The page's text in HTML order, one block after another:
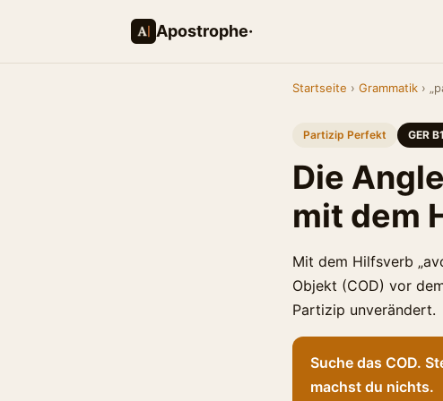
Apostrophe·
Startseite › Grammatik ›
Partizip Perfekt GER B1
Die
mit dem
Mit dem Hilfsverb
Objekt (COD) vor
Partizip unverändert.
Suche das COD.
machst du nichts.